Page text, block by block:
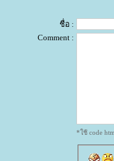
ชื่อ :
Comment :
*ใช้ code